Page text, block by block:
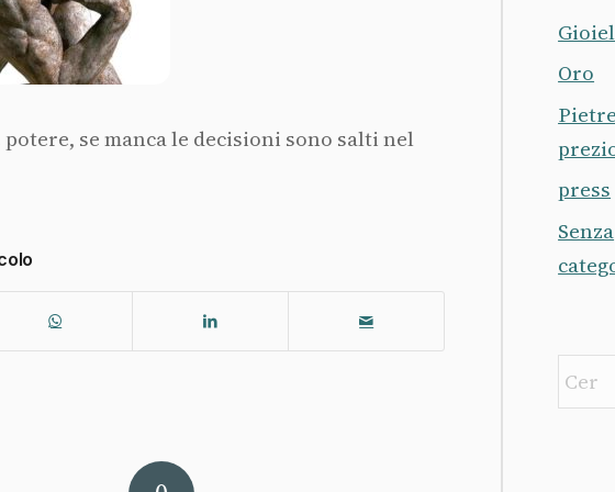
potere, se manca le decisioni sono salti nel
Oro
Pietre
press
Senza